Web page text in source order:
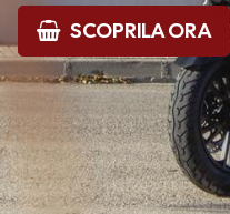
SCOPRILA ORA